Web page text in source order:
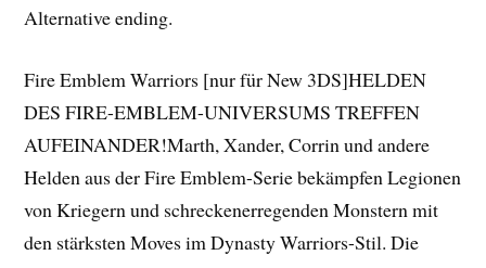
Alternative ending.
Fire Emblem Warriors [nur für New 3DS]HELDEN
DES FIRE-EMBLEM-UNIVERSUMS TREFFEN
AUFEINANDER!Marth, Xander, Corrin und andere
Helden aus der Fire Emblem-Serie bekämpfen Legionen
von Kriegern und schreckenerregenden Monstern mit
den stärksten Moves im Dynasty Warriors-Stil. Die